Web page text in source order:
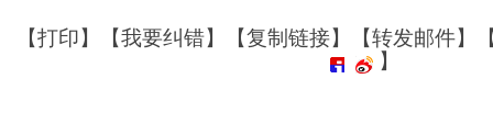
【打印】【我要纠错】【复制链接】【转发邮件】
】